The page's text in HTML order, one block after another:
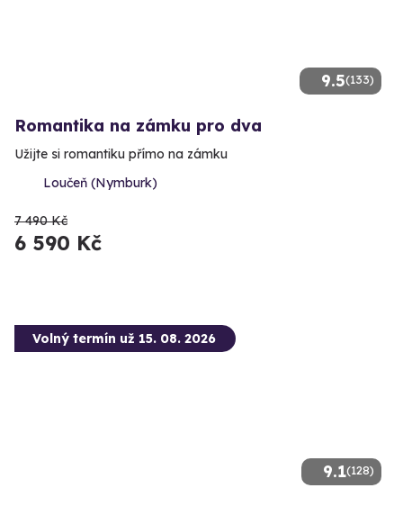
9.5(133)
Romantika na zámku pro dva
Užijte si romantiku přímo na zámku
Loučeň (Nymburk)
7 490 Kč
6 590 Kč
9.1(128)
Volný termín už 15. 08. 2026